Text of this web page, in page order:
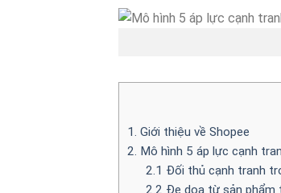
1. Giới thiệu về Shopee
2. Mô hình 5 áp lực cạnh
2.1 Đối thủ cạnh tranh
2.2 Đe dọa từ sản phẩm